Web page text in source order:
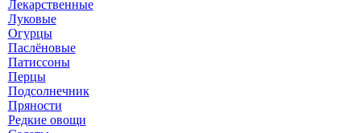
Лекарственные
Луковые
Огурцы
Паслёновые
Патиссоны
Перцы
Подсолнечник
Пряности
Редкие овощи